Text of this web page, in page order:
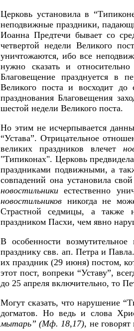
Церковь установила в
неподвижные праздники,
Иоанна Предтечи бывает со
четвертой недели Великого
уничтожаются,ибо все
нужно сказать и
Благовещение празднуется в
Великого поста и восходит
празднования Благовещения
шестой недели Великого поста.
Но этим не исчерпывается
“Устава”. Отрицательное
великих праздников влечет
"Типиконах". Церковь
праздниками подвижными, а
совпадений она установила
новостильникиестественно
новостильников никогда не
Страстной седмицы, а также
праздником Пасхи, чем явно
В особенности
празднику свв. ап. Петра и
их праздник (29 июня) постом,
этот пост, вопреки “Уставу”,
до 25 апреля включительно, то
Могут сказать, что нарушение
догматов. Но ведь и слова
мытарь” (Мф. 18,17), не